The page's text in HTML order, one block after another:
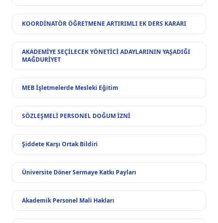
KOORDİNATÖR ÖĞRETMENE ARTIRIMLI EK DERS KARARI
AKADEMİYE SEÇİLECEK YÖNETİCİ ADAYLARININ YAŞADIĞI
MAĞDURİYET
MEB İşletmelerde Mesleki Eğitim
SÖZLEŞMELİ PERSONEL DOĞUM İZNİ
Şiddete Karşı Ortak Bildiri
Üniversite Döner Sermaye Katkı Payları
Akademik Personel Mali Hakları